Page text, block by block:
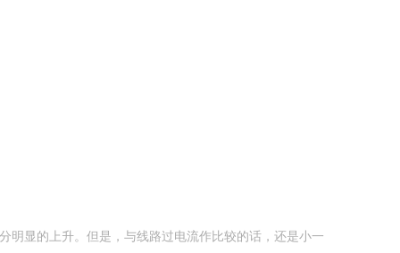
明显的上升。但是，与线路过电流作比较的话，还是小一